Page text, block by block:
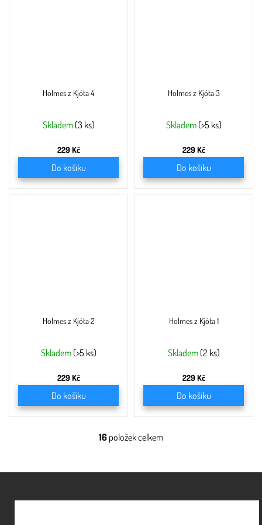
Holmes z Kjóta 4
Skladem (3 ks)
229 Kč
Do košíku
Holmes z Kjóta 3
Skladem (>5 ks)
229 Kč
Do košíku
Holmes z Kjóta 2
Skladem (>5 ks)
229 Kč
Do košíku
Holmes z Kjóta 1
Skladem (2 ks)
229 Kč
Do košíku
O
á
a
16 položek celkem